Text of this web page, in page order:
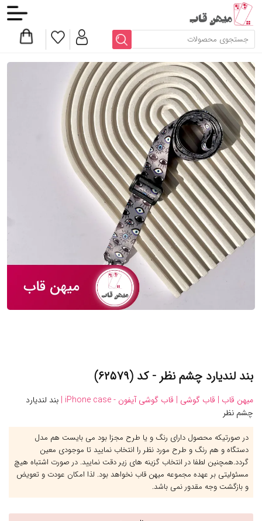
بند لندیارد چشم نظر - کد (۶۲۵۷۹)
میهن قاب | قاب گوشی | قاب گوشی آیفون - iPhone case |
بند لندیارد
چشم نظر
در صورتیکه محصول دارای رنگ و یا طرح مجزا بود می بایست هم مدل
دستگاه و هم رنگ و طرح مورد نظر را انتخاب نمایید تا موجودی معین
گردد.همچنین لطفا در انتخاب گزینه های زیر دقت نمایید. در صورت اشتباه هیچ
مسئولیتی بر عهده مجموعه میهن قاب نخواهد بود. لذا امکان عودت و تعویض
و بازگشت وجه مقدور نمی باشد.